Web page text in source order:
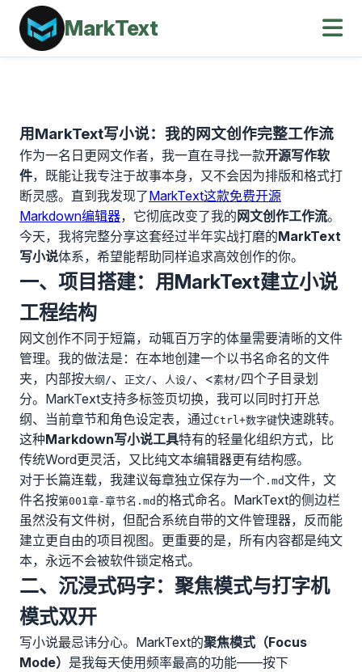
MarkText
用MarkText写小说：我的网文创作完整工作流
作为一名日更网文作者，我一直在寻找一款开源写作软
件，既能让我专注于故事本身，又不会因为排版和格式打
断灵感。直到我发现了MarkText这款免费开源
Markdown编辑器，它彻底改变了我的 网文创作工作流。
今天，我将完整分享这套经过半年实战打磨的MarkText
写小说体系，希望能帮助同样追求高效创作的你。
一、项目搭建：用MarkText建立小说
工程结构
网文创作不同于短篇，动辄百万字的体量需要清晰的文件
管理。我的做法是：在本地创建一个以书名命名的文件
夹，内部按大纲/、 正文/、 人设/、<素材/四个子目录划
分。MarkText支持多标签页切换，我可以同时打开总
纲、当前章节和角色设定表，通过Ctrl+数字键快速跳转。
这种Markdown写小说工具特有的轻量化组织方式，比
传统Word更灵活，又比纯文本编辑器更有结构感。
对于长篇连载，我建议每章独立保存为一个 .md文件，文
件名按第001章-章节名.md 的格式命名。MarkText的侧边栏
虽然没有文件树，但配合系统自带的文件管理器，反而能
建立更自由的项目视图。更重要的是，所有内容都是纯文
本，永远不会被软件锁定格式。
二、沉浸式码字：聚焦模式与打字机
模式双开
写小说最忌讳分心。MarkText的聚焦模式（Focus
Mode） 是我每天使用频率最高的功能——按下